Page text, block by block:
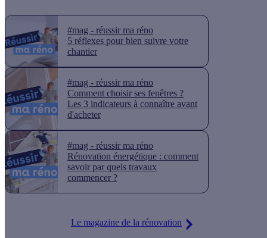
#mag - réussir ma réno
5 réflexes pour bien suivre votre
chantier
#mag - réussir ma réno
Comment choisir ses fenêtres ?
Les 3 indicateurs à connaître avant
d'acheter
#mag - réussir ma réno
Rénovation énergétique : comment
savoir par quels travaux
commencer ?
Le magazine de la rénovation